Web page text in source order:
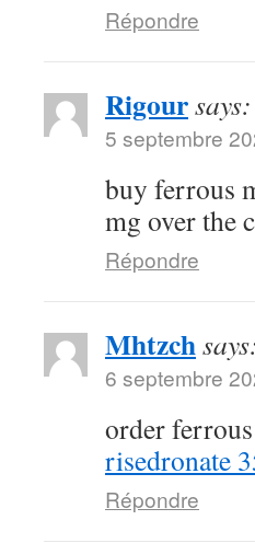
Répondre
Rigoursays:
5 septembre
buy ferrous
mg over the
Répondre
Mhtzch
6 septembre
order
risedronate
Répondre